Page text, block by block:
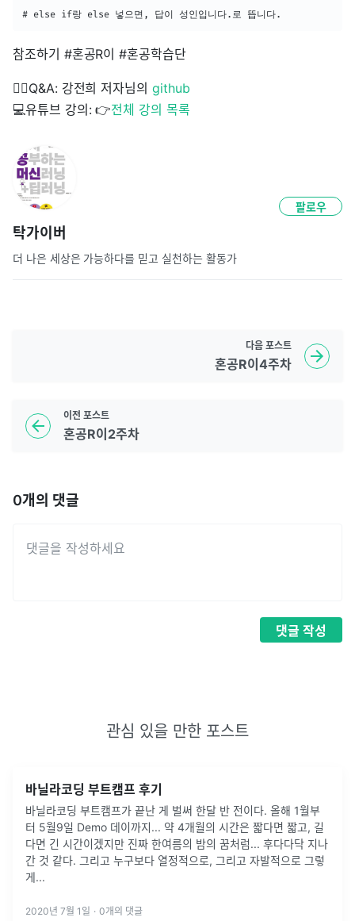
# else if랑 else 넣으면, 답이 성인입니다.로 뜹니다.
참조하기 #혼공R이 #혼공학습단
🙋‍♂️Q&A: 강전희 저자님의github
💻유튜브 강의: 👉전체 강의 목록
탁가이버
더 나은 세상은 가능하다를 믿고 실천하는 활동가
팔로우
이전 포스트
혼공R이2주차
다음 포스트
혼공R이4주차
0개의 댓글
댓글 작성
관심 있을 만한 포스트
바닐라코딩 부트캠프 후기
바닐라코딩 부트캠프가 끝난 게 벌써 한달 반 전이다. 올해 1월부
터 5월9일 Demo 데이까지... 약 4개월의 시간은 짧다면 짧고, 길
다면 긴 시간이겠지만 진짜 한여름의 밤의 꿈처럼... 후다다닥 지나
간 것 같다. 그리고 누구보다 열정적으로, 그리고 자발적으로 그렇
게...
2020년 7월 1일 · 0개의 댓글